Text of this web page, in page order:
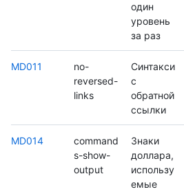
один
уровень
за раз
MD011
no-
reversed-
links
Синтакси
с
обратной
ссылки
MD014
command
s-show-
output
Знаки
доллара,
использу
емые